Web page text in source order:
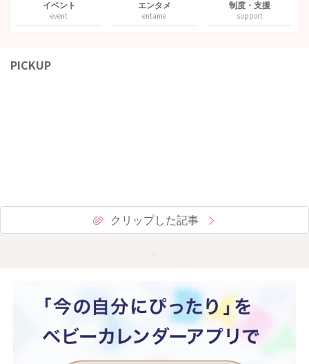
イベント
event
エンタメ
entame
制度・支援
support
PICKUP
クリップした記事